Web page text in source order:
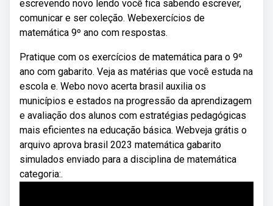
escrevendo novo lendo você fica sabendo escrever,
comunicar e ser coleção. Webexercícios de
matemática 9º ano com respostas.
Pratique com os exercícios de matemática para o 9º
ano com gabarito. Veja as matérias que você estuda na
escola e. Webo novo acerta brasil auxilia os
municípios e estados na progressão da aprendizagem
e avaliação dos alunos com estratégias pedagógicas
mais eficientes na educação básica. Webveja grátis o
arquivo aprova brasil 2023 matemática gabarito
simulados enviado para a disciplina de matemática
categoria:.